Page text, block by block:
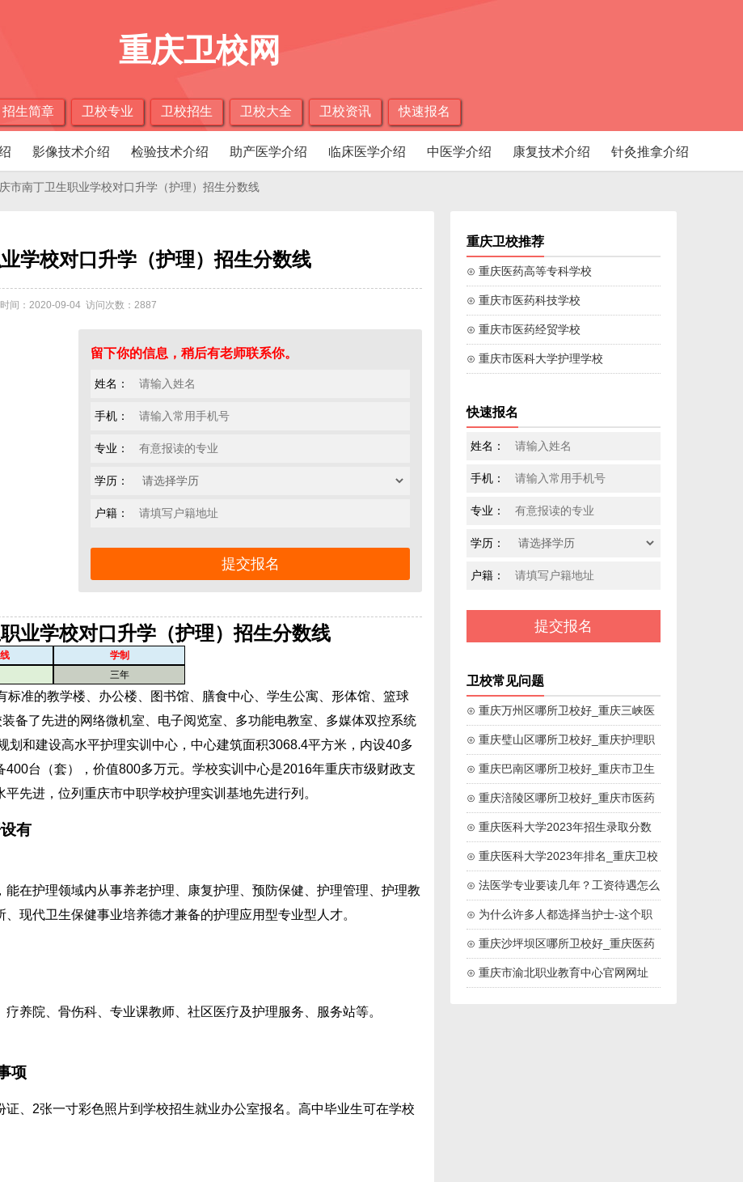
重庆卫校网
招生简章 卫校专业 卫校招生 卫校大全 卫校资讯 快速报名
影像技术介绍 检验技术介绍 助产医学介绍 临床医学介绍 中医学介绍 康复技术介绍 针灸推拿介绍
市南丁卫生职业学校对口升学（护理）招生分数线
学校对口升学（护理）招生分数线
时间：2020-09-04 访问次数：2887
留下你的信息，稍后有老师联系你。
姓名：
手机：
专业：
学历：
户籍：
业学校对口升学（护理）招生分数线
学制
三年
标准的教学楼、办公楼、图书馆、膳食中心、学生公寓、形体馆、篮球
备了先进的网络微机室、电子阅览室、多功能电教室、多媒体双控系统
划和建设高水平护理实训中心，中心建筑面积3068.4平方米，内设40多
台（套），价值800多万元。学校实训中心是2016年重庆市级财政支
先进，位列重庆市中职学校护理实训基地先进行列。
有
在护理领域内从事养老护理、康复护理、预防保健、护理管理、护理教
现代卫生保健事业培养德才兼备的护理应用型专业型人才。
养院、骨伤科、专业课教师、社区医疗及护理服务、服务站等。
项
、2张一寸彩色照片到学校招生就业办公室报名。高中毕业生可在学校
重庆卫校推荐
⊙ 重庆医药高等专科学校
⊙ 重庆市医药科技学校
⊙ 重庆市医药经贸学校
⊙ 重庆市医科大学护理学校
快速报名
姓名：
手机：
专业：
学历：
户籍：
卫校常见问题
⊙ 重庆万州区哪所卫校好_重庆三峡医
药高等专科院校
⊙ 重庆璧山区哪所卫校好_重庆护理职
业学院
⊙ 重庆巴南区哪所卫校好_重庆市卫生
技工学校
⊙ 重庆涪陵区哪所卫校好_重庆市医药
卫生学校
⊙ 重庆医科大学2023年招生录取分数
线
⊙ 重庆医科大学2023年排名_重庆卫校
排名
⊙ 法医学专业要读几年？工资待遇怎么
样？
⊙ 为什么许多人都选择当护士-这个职
业好吗
⊙ 重庆沙坪坝区哪所卫校好_重庆医药
高等专科学校
⊙ 重庆市渝北职业教育中心官网网址